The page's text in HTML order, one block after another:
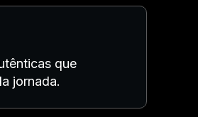
que
jornada.